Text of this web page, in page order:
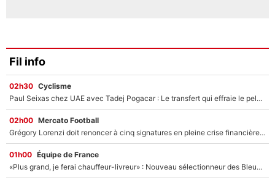
Fil info
02h30 Cyclisme
Paul Seixas chez UAE avec Tadej Pogacar : Le transfert qui effraie le peloton, «c’est la pire des choses qui puisse arriver»
02h00 Mercato Football
Grégory Lorenzi doit renoncer à cinq signatures en pleine crise financière : L’IA propose sept noms à l’OM pour un mercato réussi... à seulement 5M€ !
01h00 Équipe de France
«Plus grand, je ferai chauffeur-livreur» : Nouveau sélectionneur des Bleus, Zinédine Zidane s’était imaginé un avenir très différent lorsqu'il était enfant